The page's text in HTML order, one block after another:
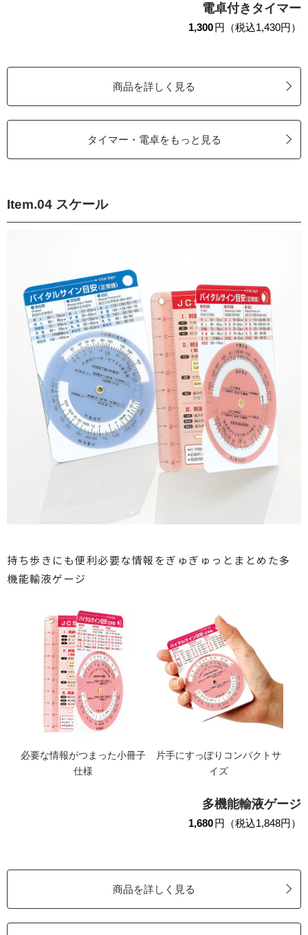
電卓付きタイマー
1,300円（税込1,430円）
商品を詳しく見る
タイマー・電卓をもっと見る
Item.04 スケール
持ち歩きにも便利必要な情報をぎゅぎゅっとまとめた多
機能輸液ゲージ
必要な情報がつまった小冊子
仕様
片手にすっぽりコンパクトサ
イズ
多機能輸液ゲージ
1,680円（税込1,848円）
商品を詳しく見る